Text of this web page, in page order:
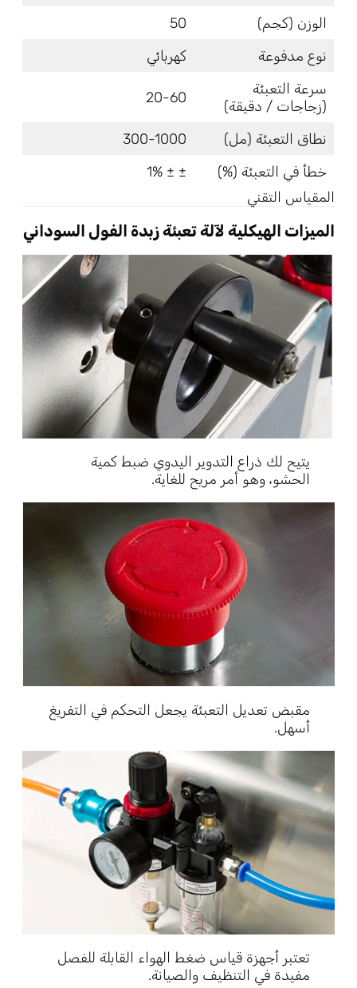
الوزن (كجم)
50
نوع مدفوعة
كهربائي
سرعة التعبئة
(زجاجات / دقيقة)
20-60
نطاق التعبئة (مل)
300-1000
خطأ في التعبئة (%)
± ± 1%
المقياس التقني
الميزات الهيكلية لآلة تعبئة زبدة الفول السوداني
يتيح لك ذراع التدوير اليدوي ضبط كمية
الحشو، وهو أمر مريح للغاية.
مقبض تعديل التعبئة يجعل التحكم في التفريغ
أسهل.
تعتبر أجهزة قياس ضغط الهواء القابلة للفصل
مفيدة في التنظيف والصيانة.